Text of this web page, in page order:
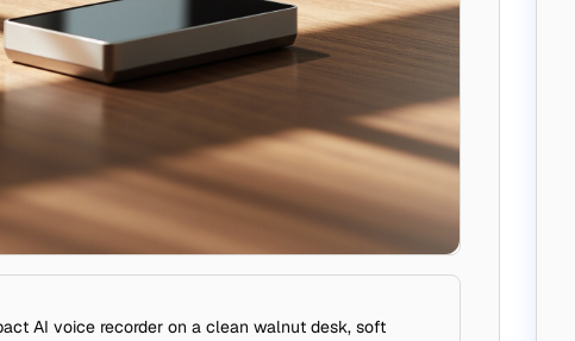
AI voice recorder on a clean walnut desk, soft